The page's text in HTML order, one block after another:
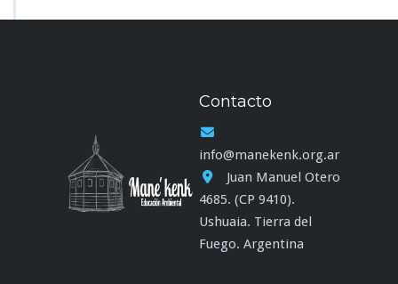
Contacto
info@manekenk.org.ar
Juan Manuel Otero
4685. (CP 9410).
Ushuaia. Tierra del
Fuego. Argentina